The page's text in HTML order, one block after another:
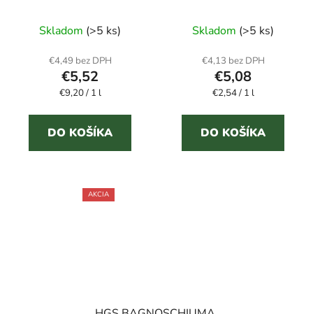
intímna pena
Skladom (>5 ks)
€4,49 bez DPH
€5,52
Jednotková
€9,20 / 1 l
DO KOŠÍKA
hodnotenie
produktu
je
5,0
z
5
hviezdičiek.
Skladom (>5 ks)
€4,13 bez DPH
€5,08
Jednotková
€2,54 / 1 l
DO KOŠÍKA
AKCIA